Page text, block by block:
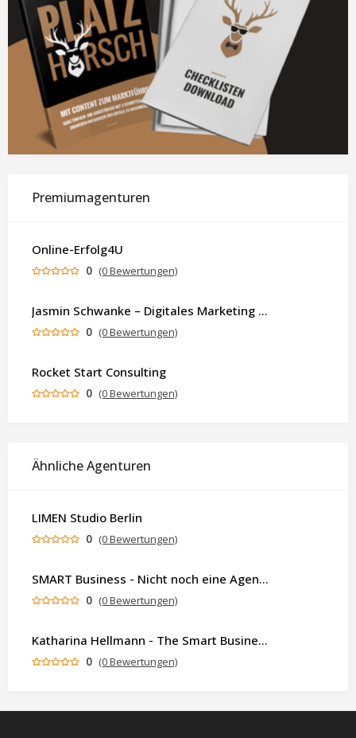
Premiumagenturen
Online-Erfolg4U
0 (0 Bewertungen)
Jasmin Schwanke – Digitales Marketing & KI-gestützte Contenterstellung
0 (0 Bewertungen)
Rocket Start Consulting
0 (0 Bewertungen)
Ähnliche Agenturen
LIMEN Studio Berlin
0 (0 Bewertungen)
SMART Business - Nicht noch eine Agentur. Sondern ein Partner, der dein Business als Ganzes denkt.
0 (0 Bewertungen)
Katharina Hellmann - The Smart Business Coach
0 (0 Bewertungen)